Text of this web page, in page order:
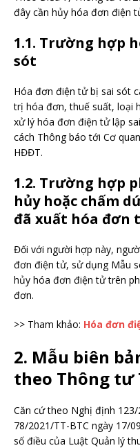
đây cần hủy hóa đơn điện
1.1. Trường hợp
sót
Hóa đơn điện tử bị sai sót
trị hóa đơn, thuế suất, loại
xử lý hóa đơn điện tử lập
cách Thông báo tới Cơ
HĐĐT.
1.2. Trường hợp
hủy hoặc chấm
đã xuất hóa
Đối với người hợp này,
đơn điện tử, sử dụng Mẫu
hủy hóa đơn điện tử trên
đơn.
>> Tham khảo: Hóa đơn
2. Mẫu biên
theo Thông tư
Căn cứ theo Nghị định
78/2021/TT-BTC ngày 17/
số điều của Luật Quản lý